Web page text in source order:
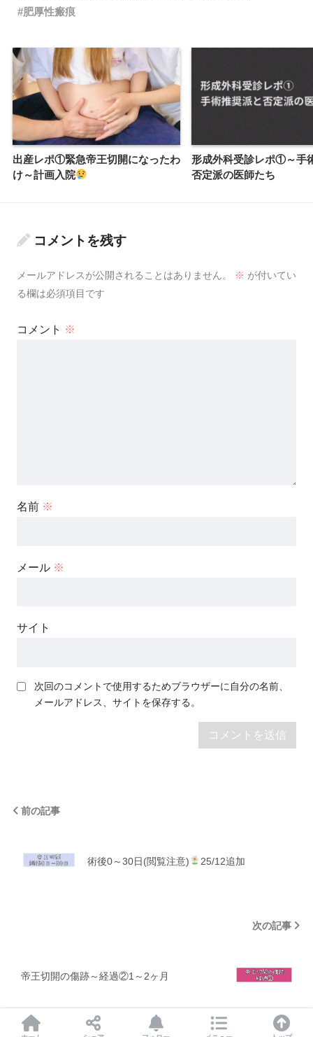
肥厚性瘢痕
出産レポ①緊急帝王切開になったわ
け～計画入院
形成外科受診レポ①～手
否定派の医師たち
コメントを残す
メールアドレスが公開されることはありません。 ※ が付いてい
る欄は必須項目です
コメント ※
名前 ※
メール ※
サイト
次回のコメントで使用するためブラウザーに自分の名前、
メールアドレス、サイトを保存する。
前の記事
術後0～30日(閲覧注意) 25/12追加
次の記事
帝王切開の傷跡～経過②1～2ヶ月